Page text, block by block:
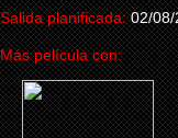
Salida planificada:02/08/
Más película con: